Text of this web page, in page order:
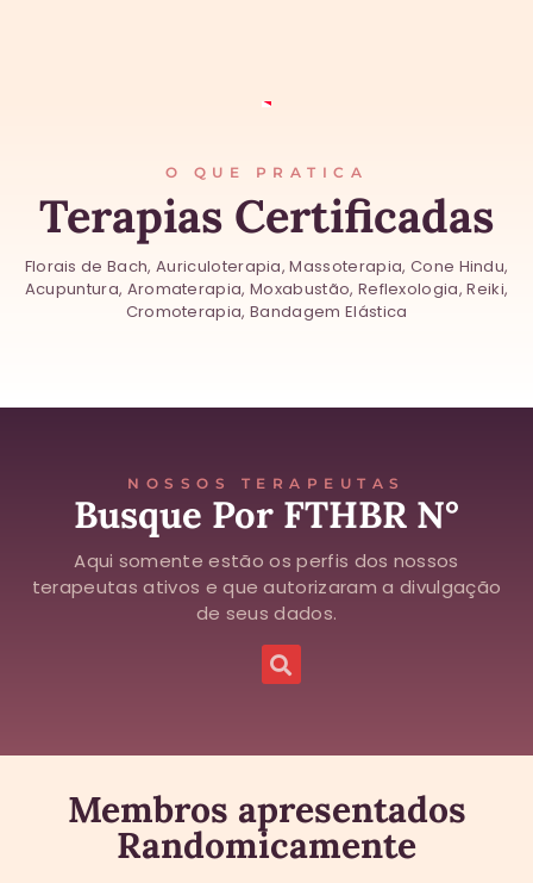
O QUE PRATICA
Terapias Certificadas
Florais de Bach, Auriculoterapia, Massoterapia, Cone Hindu,
Acupuntura, Aromaterapia, Moxabustão, Reflexologia, Reiki,
Cromoterapia, Bandagem Elástica
NOSSOS TERAPEUTAS
Busque Por FTHBR N°
Aqui somente estão os perfis dos nossos
terapeutas ativos e que autorizaram a divulgação
de seus dados.
Membros apresentados
Randomicamente